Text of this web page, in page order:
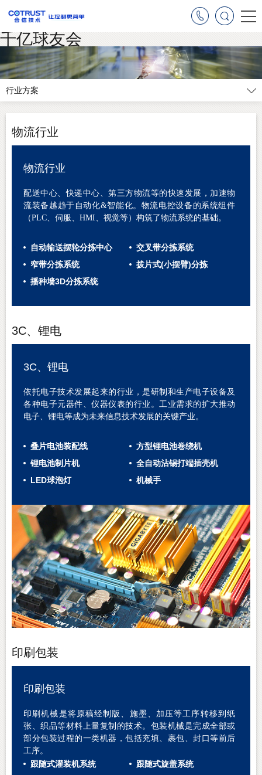
千亿球友会
行业方案
物流行业
物流行业
配送中心、快递中心、第三方物流等的快速发展，加速物
流装备越趋于自动化&智能化。 物流电控设备的系统组件
（PLC、伺服、HMI、视觉等）构筑了物流系统的基础。
自动输送摆轮分拣中心
交叉带分拣系统
窄带分拣系统
拨片式(小摆臂)分拣
播种墙3D分拣系统
3C、锂电
3C、锂电
依托电子技术发展起来的行业，是研制和生产电子设备及
各种电子元器件、仪器仪表的行业。 工业需求的扩大推动
电子、锂电等成为未来信息技术发展的关键产业。
叠片电池装配线
方型锂电池卷绕机
锂电池制片机
全自动沾锡打端插壳机
LED球泡灯
机械手
印刷包装
印刷包装
印刷机械是将原稿经制版、施墨、加压等工序转移到纸
张、织品等材料上量复制的技术。包装机械是完成全部或
部分包装过程的一类机器 ， 包括充填、裹包、封口等前后
工序。
跟随式灌装机系统
跟随式旋盖系统